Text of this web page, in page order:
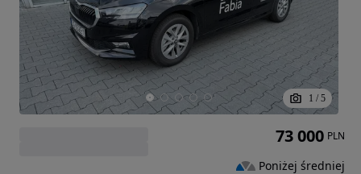
1 / 5
73 000 PLN
Poniżej średniej